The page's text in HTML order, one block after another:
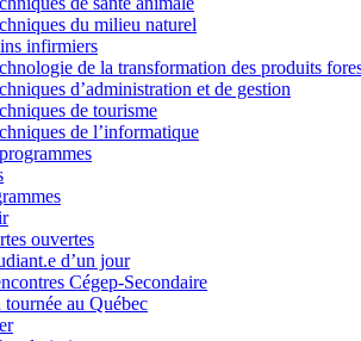
du milieu naturel
infirmiers
de la transformation des produits
d’administration et de gestion
de tourisme
de l’informatique
ouvertes
d’un jour
Cégep-Secondaire
tournée au Québec